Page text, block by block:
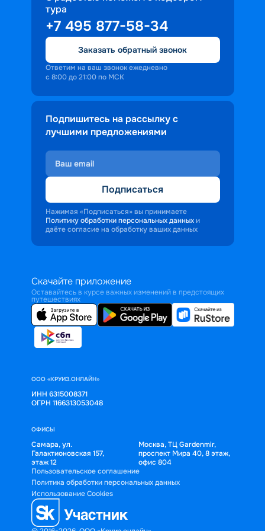
доброжелательность и заинтересованность
персонала корабля в каждом госте.
Ступая на борт теплохода, пассажиры
попадают в совершенно иную атмосферу,
где властвует тяга к приключениям и
открытиям.
тура
+7 495 877-58-34
Заказать обратный звонок
Ответим на ваш звонок ежедневно
с 8:00 до 21:00 по МСК
Подпишитесь на рассылку с
лучшими предложениями
Подписаться
Нажимая «Подписаться» вы принимаете
Политику обработки персональных данных и
даёте согласие на обработку ваших данных
Скачайте приложение
Оставайтесь в курсе важных изменений в предстоящих
путешествиях
ООО «КРУИЗ.ОНЛАЙН»
ИНН 6315008371
ОГРН 1166313053048
ОФИСЫ
Самара, ул.
Галактионовская 157,
этаж 12
Москва, ТЦ Gardenmir,
проспект Мира 40, 8 этаж,
офис 804
Пользовательское соглашение
Политика обработки персональных данных
Использование Cookies